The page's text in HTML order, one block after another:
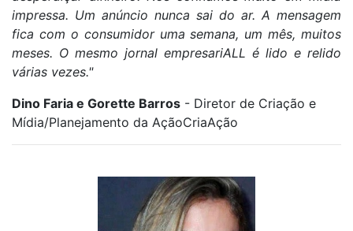
impressa. Um anúncio nunca sai do ar. A mensagem
fica com o consumidor uma semana, um mês, muitos
meses. O mesmo jornal empresariALL é lido e relido
várias vezes."
Dino Faria e Gorette Barros - Diretor de Criação e
Mídia/Planejamento da AçãoCriaAção